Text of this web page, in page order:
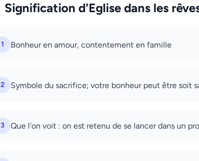
Signification d'Eglise dans les
1 Bonheur en amour, contentement en famille
2 Symbole du sacrifice; votre bonheur peut être soit
3 Que l'on voit : on est retenu de se lancer dans un